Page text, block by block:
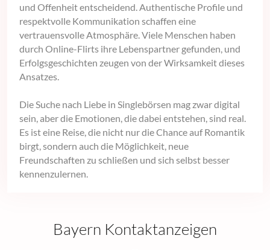
und Offenheit entscheidend. Authentische Profile und
respektvolle Kommunikation schaffen eine
vertrauensvolle Atmosphäre. Viele Menschen haben
durch Online-Flirts ihre Lebenspartner gefunden, und
Erfolgsgeschichten zeugen von der Wirksamkeit dieses
Ansatzes.
Die Suche nach Liebe in Singlebörsen mag zwar digital
sein, aber die Emotionen, die dabei entstehen, sind real.
Es ist eine Reise, die nicht nur die Chance auf Romantik
birgt, sondern auch die Möglichkeit, neue
Freundschaften zu schließen und sich selbst besser
kennenzulernen.
Bayern Kontaktanzeigen